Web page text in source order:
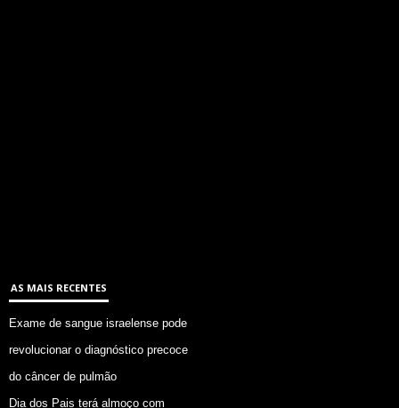
AS MAIS RECENTES
Exame de sangue israelense pode
revolucionar o diagnóstico precoce
do câncer de pulmão
Dia dos Pais terá almoço com